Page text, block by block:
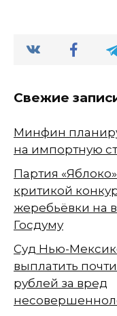
Свежие
Минфин
на импортную
Партия
критикой
жеребьёвки на
Госдуму
Суд Нью-
выплатить
рублей за вред